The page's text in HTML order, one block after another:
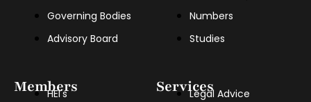
Governing Bodies
Advisory Board
Members
HEI's
Numbers
Studies
ServicesLegal Advice